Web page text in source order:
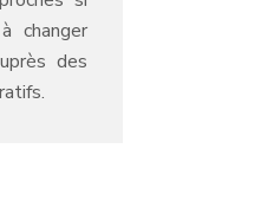
changer
des